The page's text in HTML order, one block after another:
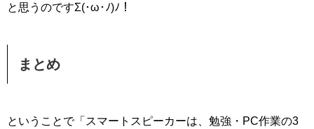
と思うのですΣ(･ω･ﾉ)ﾉ！
まとめ
ということで「スマートスピーカーは、勉強・PC作業の3